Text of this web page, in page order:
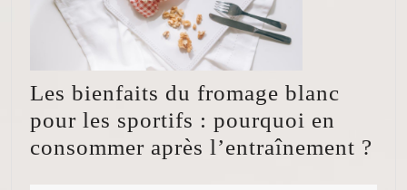
Les bienfaits du fromage blanc
pour les sportifs : pourquoi en
consommer après l’entraînement ?